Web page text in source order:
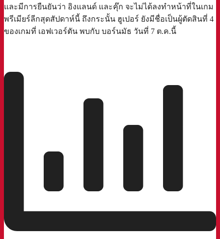
และมีการยืนยันว่า อิงแลนด์ และคุ๊ก จะไม่ได้ลงทำหน้าที่ในเกม
พรีเมียร์ลีกสุดสัปดาห์นี้ ถึงกระนั้น ฮูเปอร์ ยังมีชื่อเป็นผู้ตัดสินที่ 4
ของเกมที่ เอฟเวอร์ตัน พบกับ บอร์นมัธ วันที่ 7 ต.ค.นี้